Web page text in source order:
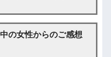
の女性からのご感想